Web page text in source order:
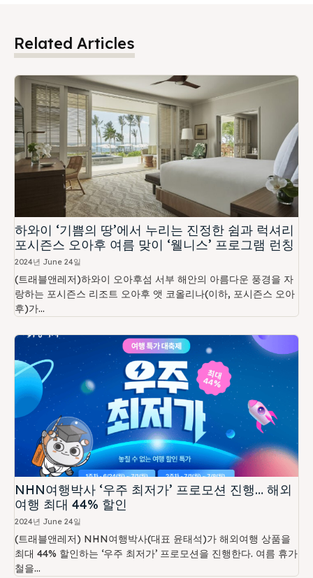
Related Articles
하와이 ‘기쁨의 땅’에서 누리는 진정한 쉼과 럭셔리
포시즌스 오아후 여름 맞이 ‘웰니스’ 프로그램 런칭
2024년 June 24일
(트래블앤레저)하와이 오아후섬 서부 해안의 아름다운 풍경을 자
랑하는 포시즌스 리조트 오아후 앳 코올리나(이하, 포시즌스 오아
후)가...
NHN여행박사 ‘우주 최저가’ 프로모션 진행… 해외
여행 최대 44% 할인
2024년 June 24일
(트래블앤레저) NHN여행박사(대표 윤태석)가 해외여행 상품을
최대 44% 할인하는 ‘우주 최저가’ 프로모션을 진행한다. 여름 휴가
철을...